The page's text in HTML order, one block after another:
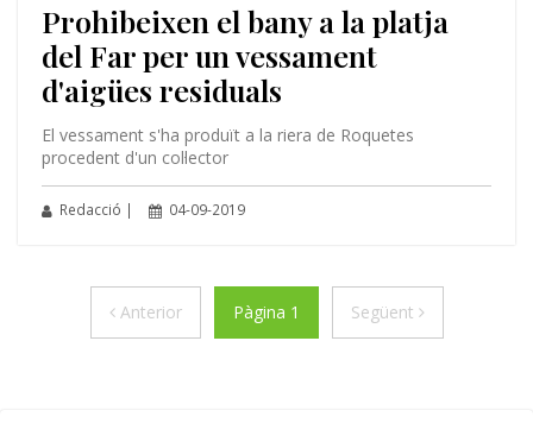
Prohibeixen el bany a la platja
del Far per un vessament
d'aigües residuals
El vessament s'ha produït a la riera de Roquetes
procedent d'un col·lector
Redacció | 04-09-2019
AnteriorAnteriorPàgina 1 Següent Següent